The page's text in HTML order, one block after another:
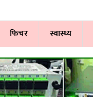
फिचर स्वास्थ्य